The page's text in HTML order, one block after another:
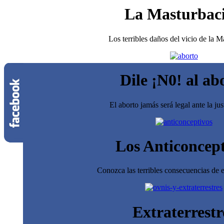
La
Los terribles daños del vicio de la
Dile ¡N0! al
El aborto jamás será legal ante la
Los
Conozca las terribles consecuencias de